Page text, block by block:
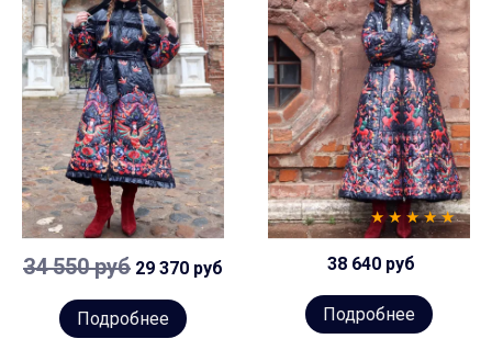
34 550 руб 29 370 руб
Подробнее
38 640 руб
Подробнее